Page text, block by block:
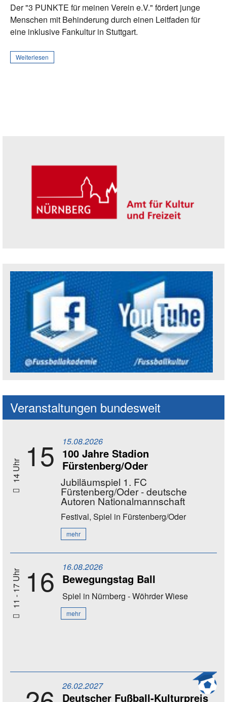
Der "3 PUNKTE für meinen Verein e.V." fördert junge
Menschen mit Behinderung durch einen Leitfaden für
eine inklusive Fankultur in Stuttgart.
Weiterlesen
Veranstaltungen bundesweit
14 Uhr 15 15.08.2026
100 Jahre Stadion
Fürstenberg/Oder
Jubiläumspiel 1. FC
Fürstenberg/Oder - deutsche
Autoren Nationalmannschaft
Festival, Spiel in Fürstenberg/Oder
mehr
11 - 17 Uhr 16 16.08.2026
Bewegungstag Ball
Spiel in Nürnberg - Wöhrder Wiese
mehr
26.02.2027
Deutscher Fußball-Kulturpreis